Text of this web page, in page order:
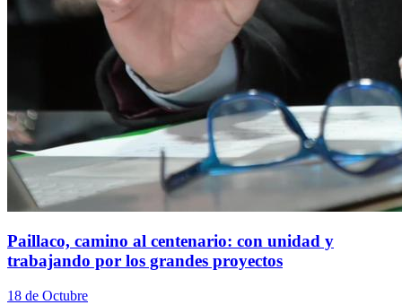
Paillaco, camino al centenario: con unidad y
trabajando por los grandes proyectos
18 de Octubre